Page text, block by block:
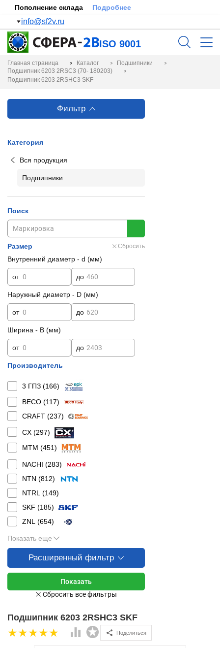
Пополнение склада Подробнее
info@sf2v.ru
ISO 9001
Главная страница Каталог
Подшипники
Подшипник 6203 2RSC3 (70- 180203)
Подшипник 6203 2RSHC3 SKF
Фильтр
Категория
Вся продукция
Подшипники
Поиск
Размер Сбросить
Внутренний диаметр - d (мм)
от до
Наружный диаметр - D (мм)
от до
Ширина - B (мм)
от до
Производитель
3 ГПЗ (166)
BECO (117)
CRAFT (237)
CX (297)
MTM (451)
NACHI (283)
NTN (812)
NTRL (149)
SKF (185)
ZNL (654)
Показать еще
Расширенный фильтр
Подшипник 6203 2RSHC3 SKF
Поделиться